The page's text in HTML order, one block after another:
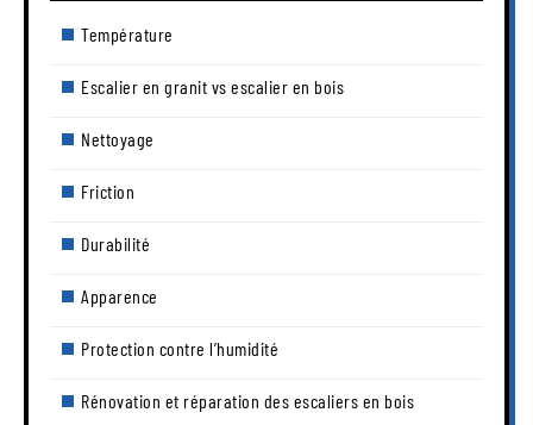
Température
Escalier en granit vs escalier en bois
Nettoyage
Friction
Durabilité
Apparence
Protection contre l’humidité
Rénovation et réparation des escaliers en bois